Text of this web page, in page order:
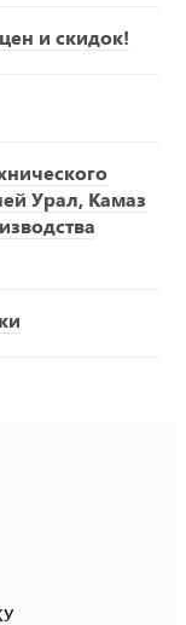
и скидок!
Урал, Камаз